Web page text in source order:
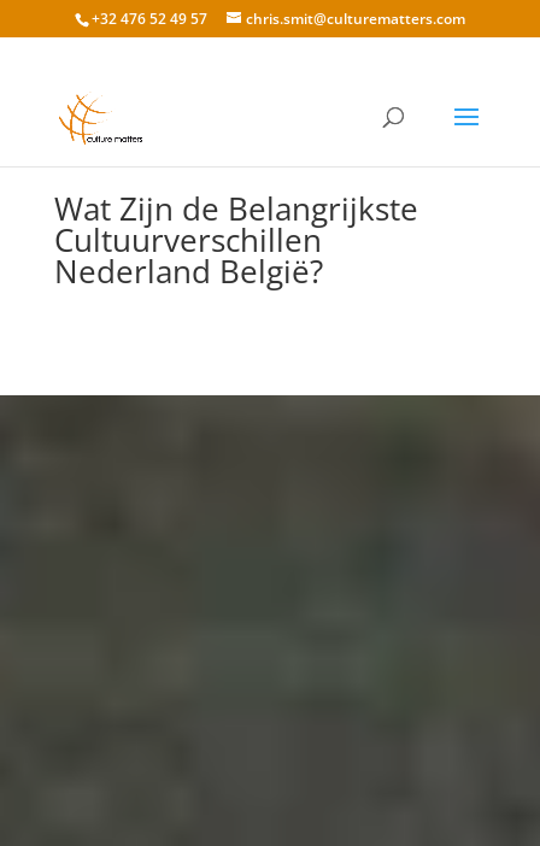
+32 476 52 49 57 chris.smit@culturematters.com
Wat Zijn de Belangrijkste
Cultuurverschillen
Nederland België?